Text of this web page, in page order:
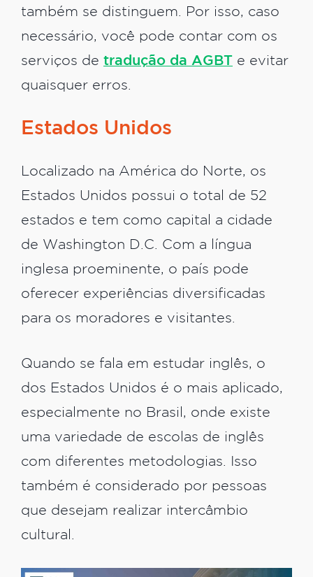
também se distinguem. Por isso, caso
necessário, você pode contar com os
serviços de tradução da AGBT e evitar
quaisquer erros.
Estados Unidos
Localizado na América do Norte, os
Estados Unidos possui o total de 52
estados e tem como capital a cidade
de Washington D.C. Com a língua
inglesa proeminente, o país pode
oferecer experiências diversificadas
para os moradores e visitantes.
Quando se fala em estudar inglês, o
dos Estados Unidos é o mais aplicado,
especialmente no Brasil, onde existe
uma variedade de escolas de inglês
com diferentes metodologias. Isso
também é considerado por pessoas
que desejam realizar intercâmbio
cultural.